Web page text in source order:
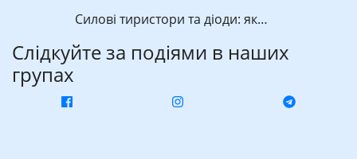
Силові тиристори та діоди: як…
Слідкуйте за подіями в наших
групах